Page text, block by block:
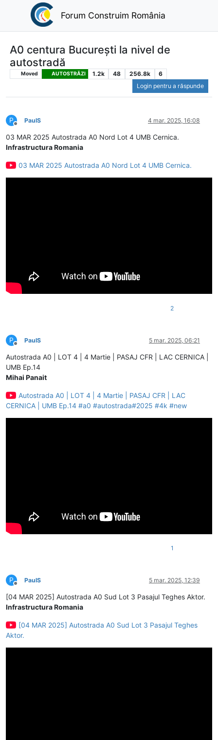
Forum Construim România
A0 centura București la nivel de
autostradă
Moved AUTOSTRĂZI 1.2k 48 256.8k
6
Login pentru a răspunde
P
Deconectat
PaulS 4 mar. 2025, 16:08
03 MAR 2025 Autostrada A0 Nord Lot 4 UMB Cernica.
Infrastructura Romania
03 MAR 2025 Autostrada A0 Nord Lot 4 UMB Cernica.
2
P
Deconectat
PaulS 5 mar. 2025, 06:21
Autostrada A0 | LOT 4 | 4 Martie | PASAJ CFR | LAC CERNICA |
UMB Ep.14
Mihai Panait
Autostrada A0 | LOT 4 | 4 Martie | PASAJ CFR | LAC
CERNICA | UMB Ep.14 #a0 #autostrada#2025 #4k #new
1
P
Deconectat
PaulS 5 mar. 2025, 12:39
[04 MAR 2025] Autostrada A0 Sud Lot 3 Pasajul Teghes Aktor.
Infrastructura Romania
[04 MAR 2025] Autostrada A0 Sud Lot 3 Pasajul Teghes
Aktor.